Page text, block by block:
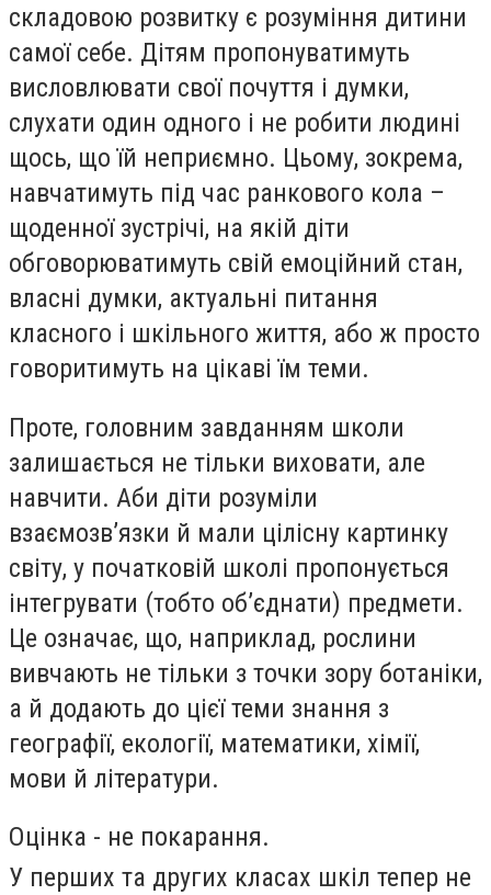
складовою розвитку є розуміння дитини
самої себе. Дітям пропонуватимуть
висловлювати свої почуття і думки,
слухати один одного і не робити людині
щось, що їй неприємно. Цьому, зокрема,
навчатимуть під час ранкового кола –
щоденної зустрічі, на якій діти
обговорюватимуть свій емоційний стан,
власні думки, актуальні питання
класного і шкільного життя, або ж просто
говоритимуть на цікаві їм теми.
Проте, головним завданням школи
залишається не тільки виховати, але
навчити. Аби діти розуміли
взаємозв’язки й мали цілісну картинку
світу, у початковій школі пропонується
інтегрувати (тобто об’єднати) предмети.
Це означає, що, наприклад, рослини
вивчають не тільки з точки зору ботаніки,
а й додають до цієї теми знання з
географії, екології, математики, хімії,
мови й літератури.
Оцінка - не покарання.
У перших та других класах шкіл тепер не